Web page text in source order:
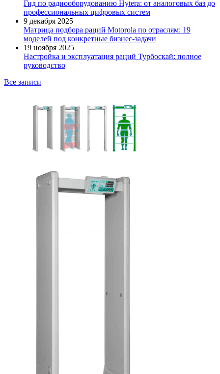
Гид по радиооборудованию Hytera: от аналоговых баз до
профессиональных цифровых систем
9 декабря 2025
Матрица подбора раций Motorola по отраслям: 19
моделей под конкретные бизнес-задачи
19 ноября 2025
Настройка и эксплуатация раций Турбоскай: полное
руководство
Все записи